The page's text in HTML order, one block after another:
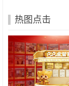
热图点击